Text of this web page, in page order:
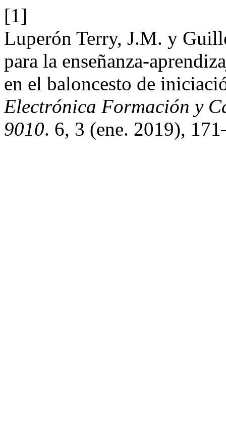
[1]
Luperón Terry, J.M. y
para la enseñanza-
en el baloncesto de
Electrónica Formación y
9010. 6, 3 (ene. 2019),